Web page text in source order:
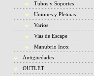
Tubos y Soportes
Uniones y Pletinas
Varios
Vias de Escape
Manubrio Inox
Antigüedades
OUTLET